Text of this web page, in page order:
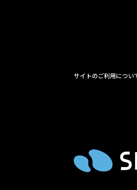
サイトのご利用につい